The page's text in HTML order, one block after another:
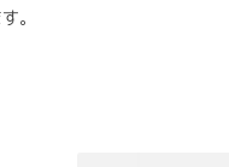
。